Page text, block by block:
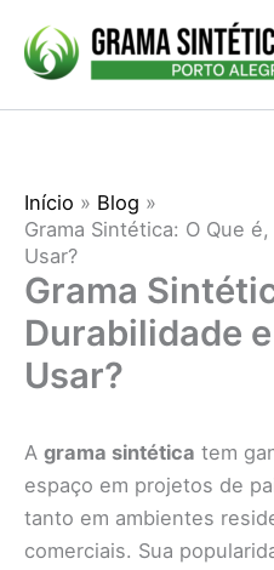
para
conteúdo
Início
Blog
Grama Sintética: O Que
Usar?
Grama
Durabilidade
Usar?
A grama sintética tem
espaço em projetos de
tanto em ambientes
comerciais. Sua